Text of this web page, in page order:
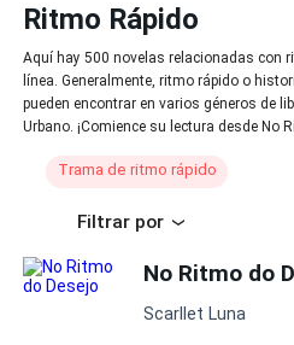
Ritmo Rápido
Aquí hay 500 novelas relacionadas con
línea. Generalmente, ritmo rápido o
pueden encontrar en varios géneros de
Urbano. ¡Comience su lectura desde No
Trama de ritmo rápido
Filtrar por
No Ritmo do
Scarllet Luna